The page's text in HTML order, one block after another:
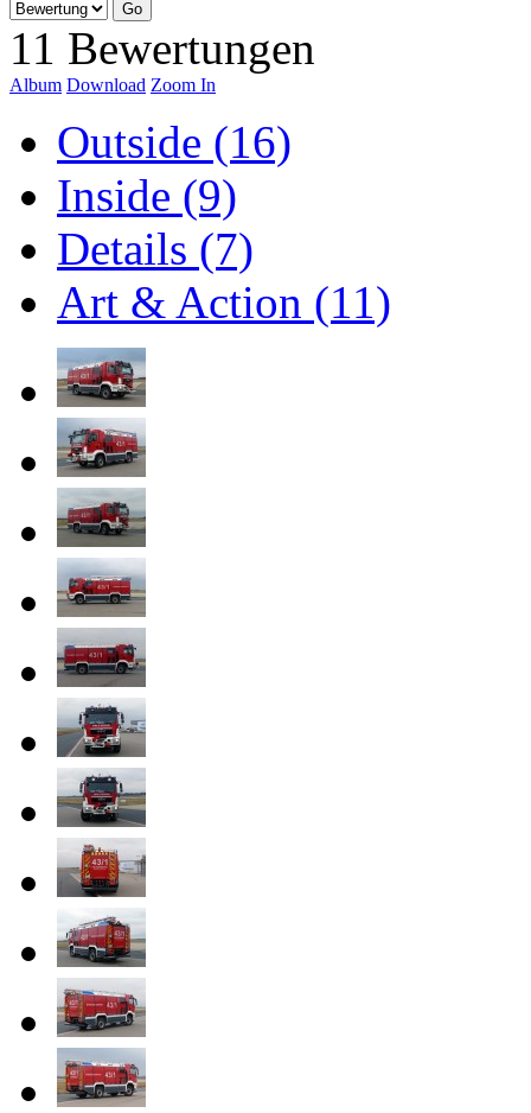
11 Bewertungen
Album Download Zoom In
Outside (16)
Inside (9)
Details (7)
Art & Action (11)